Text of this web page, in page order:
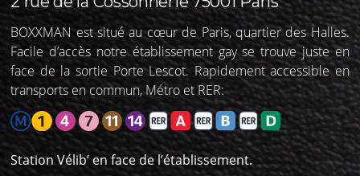
BOXXMAN est situé au cœur de Paris, quartier des Halles.
Facile d’accès notre établissement gay se trouve juste en
face de la sortie Porte Lescot. Rapidement accessible en
transports en commun, Métro et RER:
Station Vélib’ en face de l’établissement.